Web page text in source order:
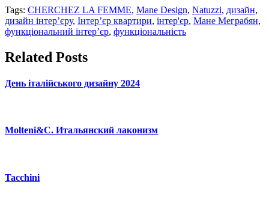
Tags: CHERCHEZ LA FEMME, Mane Design, Natuzzi, дизайн,
дизайн інтер’єру, Інтер’єр квартири, інтер'єр, Мане Меграбян,
функціональний інтер’єр, функціональність
Related Posts
День італійського дизайну 2024
Molteni&C. Итальянский лаконизм
Tacchini